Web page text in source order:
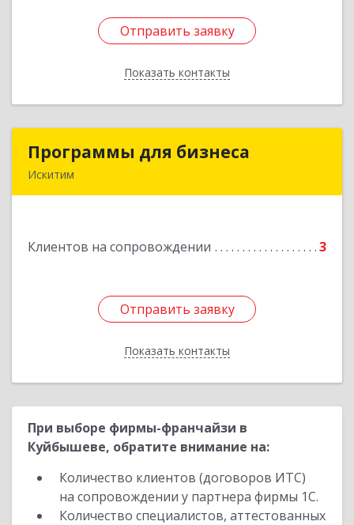
Отправить заявку
Показать контакты
Отправить заявку
Назад
Программы для бизнеса
Искитим
Клиентов на сопровождении 3
Отправить заявку
Показать контакты
Программы для бизнеса
Отправить заявку
Назад
При выборе фирмы-франчайзи в
Куйбышеве, обратите внимание на:
Количество клиентов (договоров ИТС)
на сопровождении у партнера фирмы 1С.
Количество специалистов, аттестованных